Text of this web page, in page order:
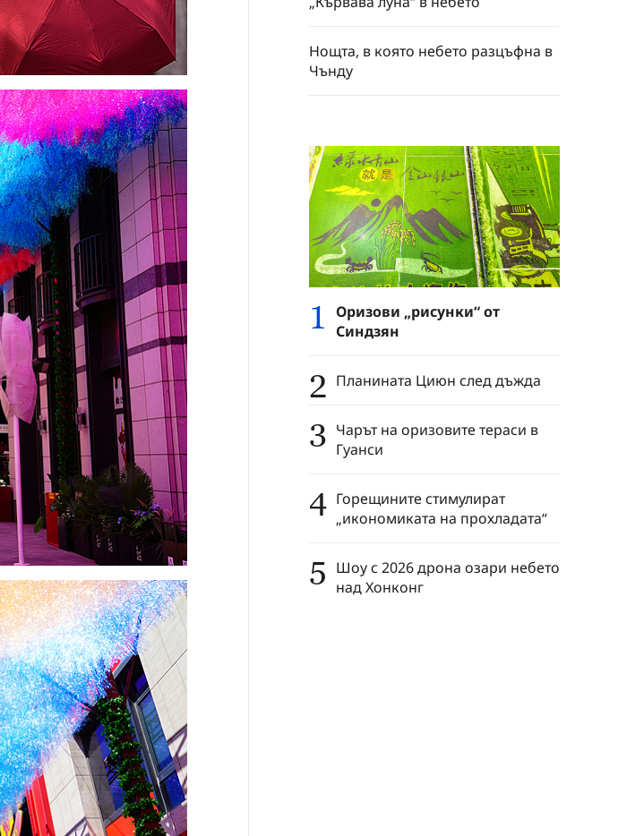
Нощта, в която небето разцъфна в
Чънду
1
Оризови „рисунки“ от
Синдзян
2 Планината Циюн след дъжда
3 Чарът на оризовите тераси в
Гуанси
4 Горещините стимулират
„икономиката на прохладата“
5 Шоу с 2026 дрона озари небето
над Хонконг